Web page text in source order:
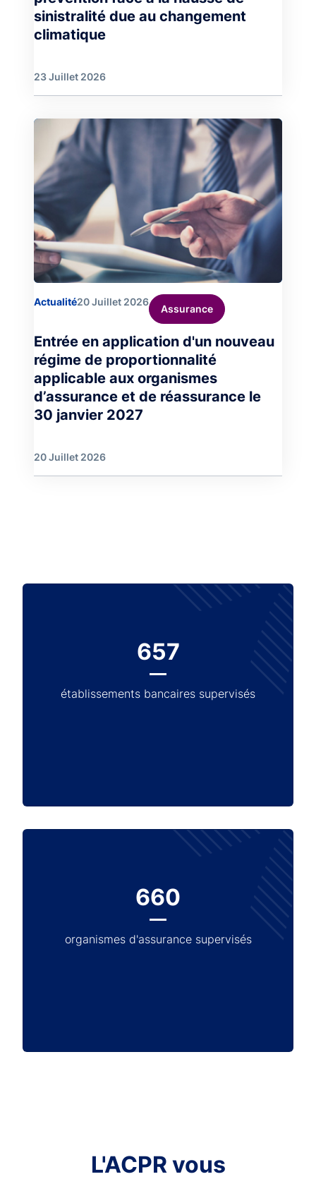
sinistralité due au changement
climatique
23 Juillet 2026
Image
Actualité20 Juillet 2026
Assurance
Entrée en application d'un nouveau
régime de proportionnalité
applicable aux organismes
d’assurance et de réassurance le
30 janvier 2027
20 Juillet 2026
657
établissements bancaires supervisés
660
organismes d'assurance supervisés
L'ACPR vous